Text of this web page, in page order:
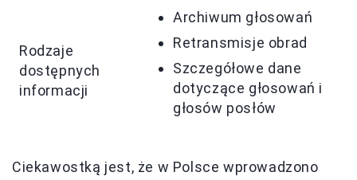
Rodzaje
dostępnych
informacji
Archiwum głosowań
Retransmisje obrad
Szczegółowe dane
dotyczące głosowań i
głosów posłów
Ciekawostką jest, że w Polsce wprowadzono